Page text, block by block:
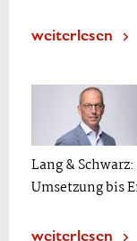
weiterlesen
Lang &
Umsetzung bis
weiterlesen